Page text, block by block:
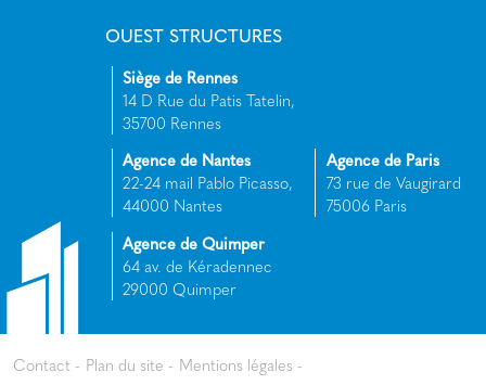
OUEST STRUCTURES
Siège de Rennes
14 D Rue du Patis Tatelin,
35700 Rennes
Agence de Nantes
22-24 mail Pablo Picasso,
44000 Nantes
Agence de Paris
73 rue de Vaugirard
75006 Paris
Agence de Quimper
64 av. de Kéradennec
29000 Quimper
Contact Plan du site Mentions légales